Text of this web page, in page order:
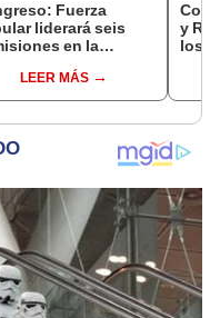
Fuerza
liderará seis
en la
LEER MÁS
y
los